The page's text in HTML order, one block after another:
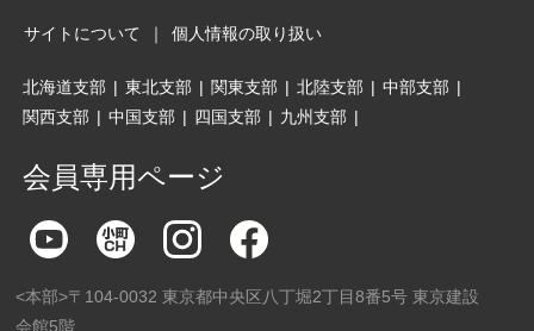
サイトについて ｜ 個人情報の取り扱い
北海道支部 | 東北支部 | 関東支部 | 北陸支部 | 中部支部 |
関西支部 | 中国支部 | 四国支部 | 九州支部 |
会員専用ページ
<本部>〒104-0032 東京都中央区八丁堀2丁目8番5号 東京建設
会館5階